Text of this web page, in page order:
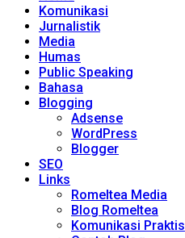
Komunikasi
Jurnalistik
Media
Humas
Public Speaking
Bahasa
Blogging
Adsense
WordPress
Blogger
SEO
Links
Romeltea Media
Blog Romeltea
Komunikasi Praktis